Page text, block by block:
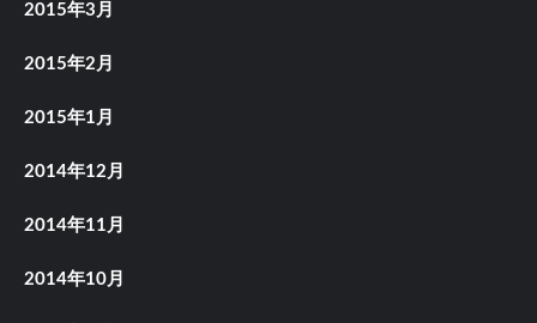
2015年3月
2015年2月
2015年1月
2014年12月
2014年11月
2014年10月